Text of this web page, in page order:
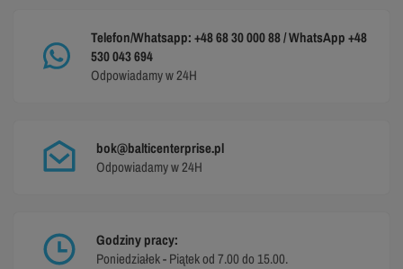
Telefon/Whatsapp: +48 68 30 000 88 / WhatsApp +48
530 043 694
Odpowiadamy w 24H
bok@balticenterprise.pl
Odpowiadamy w 24H
Godziny pracy:
Poniedziałek - Piątek od 7.00 do 15.00.